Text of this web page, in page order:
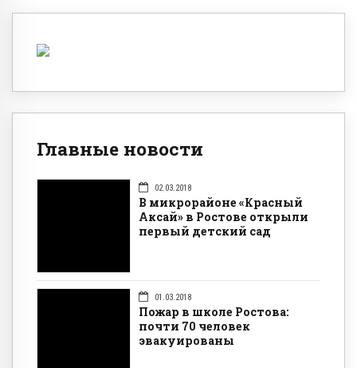
Главные новости
02.03.2018
В микрорайоне «Красный
Аксай» в Ростове открыли
первый детский сад
01.03.2018
Пожар в школе Ростова:
почти 70 человек
эвакуированы